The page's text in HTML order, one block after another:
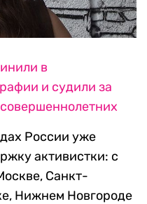
в
и судили за
России уже
активистки: с
Санкт-
Нижнем Новгороде